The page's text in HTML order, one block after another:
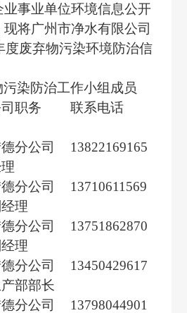
事业单位环境信息公开
将广州市净水有限公司
度废弃物污染环境防治信
染防治工作小组成员
职务 联系电话
分公司
13822169165
分公司
理
13710611569
分公司
理
13751862870
分公司
部部长
13450429617
分公司
13798044901